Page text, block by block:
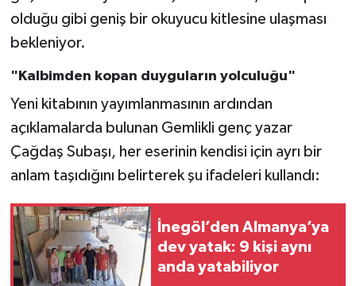
olduğu gibi geniş bir okuyucu kitlesine ulaşması
bekleniyor.
"Kalbimden kopan duyguların yolculuğu"
Yeni kitabının yayımlanmasının ardından
açıklamalarda bulunan Gemlikli genç yazar
Çağdaş Subaşı, her eserinin kendisi için ayrı bir
anlam taşıdığını belirterek şu ifadeleri kullandı:
İnegöl’den Almanya’ya
dev yatak: 9 kişi aynı
anda yatabiliyor